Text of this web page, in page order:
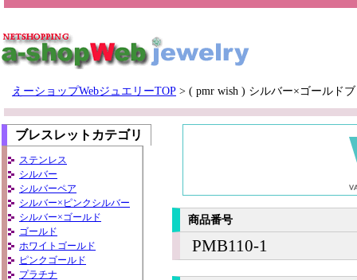
えーショップWebジュエリーTOP > ( pmr wish ) シルバー×ゴールド
ブレスレットカテゴリ
ステンレス
シルバー
シルバーペア
シルバー×ピンクシルバー
シルバー×ゴールド
ゴールド
ホワイトゴールド
ピンクゴールド
プラチナ
商品番号
PMB110-1